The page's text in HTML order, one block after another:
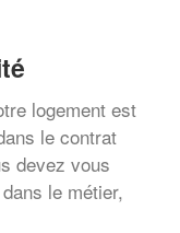
logement est
le contrat
devez vous
le métier,